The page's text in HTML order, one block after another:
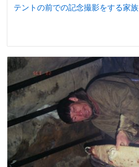
テントの前での記念撮影をする家族